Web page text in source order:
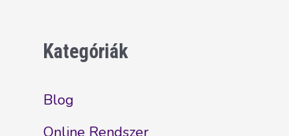
Kategóriák
Blog
Online Rendszer